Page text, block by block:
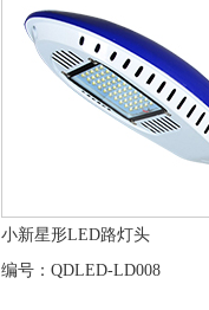
小新星形LED路灯头
编号：QDLED-LD008